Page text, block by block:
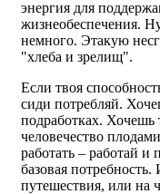
энергия для
жизнеобеспечения.
немного. Этакую
"хлеба и зрелищ".
Если твоя
сиди потребляй.
подработках. Хочешь
человечество
работать – работай и
базовая
путешествия, или на